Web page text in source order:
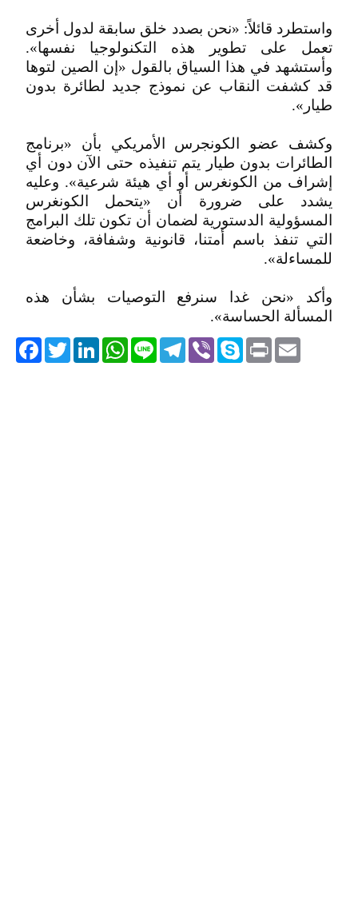
واستطرد قائلاً: «نحن بصدد خلق سابقة لدول أخرى
تعمل على تطوير هذه التكنولوجيا نفسها».
وأستشهد في هذا السياق بالقول «إن الصين لتوها
قد كشفت النقاب عن نموذج جديد لطائرة بدون
طيار».
وكشف عضو الكونجرس الأمريكي بأن «برنامج
الطائرات بدون طيار يتم تنفيذه حتى الآن دون أي
إشراف من الكونغرس أو أي هيئة شرعية». وعليه
يشدد على ضرورة أن «يتحمل الكونغرس
المسؤولية الدستورية لضمان أن تكون تلك البرامج
التي تنفذ باسم أمتنا، قانونية وشفافة، وخاضعة
للمساءلة».
وأكد «نحن غدا سنرفع التوصيات بشأن هذه
المسألة الحساسة».
TwitterLinkedIn
WhatsApp Line
Telegram ViberSkype PrintEmail